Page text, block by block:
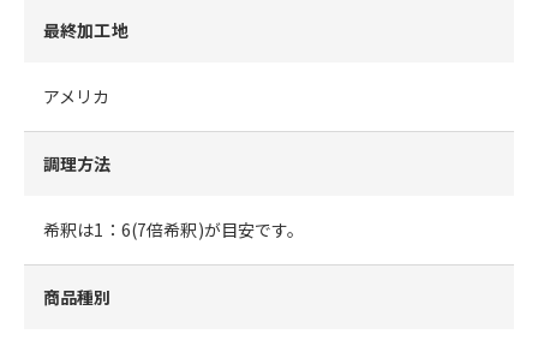
最終加工地
アメリカ
調理方法
希釈は1：6(7倍希釈)が目安です。
商品種別